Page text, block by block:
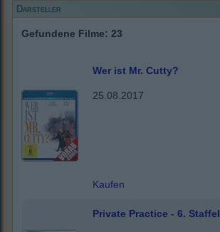
Darsteller
Gefundene Filme: 23
Wer ist Mr. Cutty?
25.08.2017
Kaufen
Private Practice - 6. Staffel